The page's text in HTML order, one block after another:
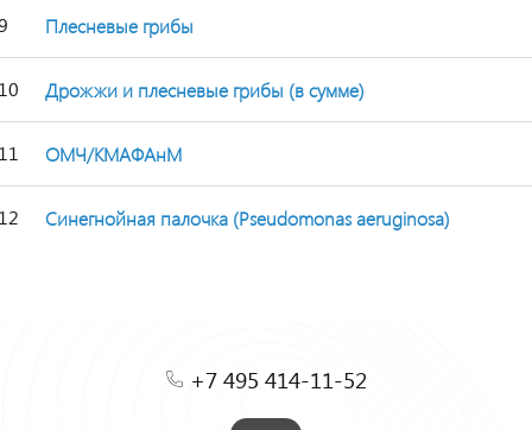
Плесневые грибы
Дрожжи и плесневые грибы (в сумме)
ОМЧ/КМАФАнМ
Синегнойная палочка (Pseudomonas aeruginosa)
+7 495 414-11-52